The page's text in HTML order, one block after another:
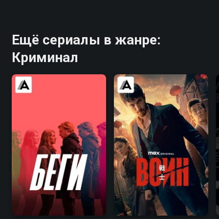
Ещё сериалы в жанре:
Криминал
6.5 6.2 8.2 8.4